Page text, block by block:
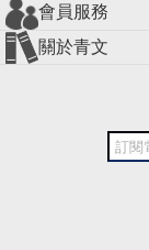
會員服務
會員辦法
客服信箱
隱私條款
網站導覽
關於青文